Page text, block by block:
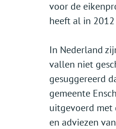
voor de
heeft al in
In Nederland
vallen niet
gesuggereerd
gemeente
uitgevoerd met
en adviezen